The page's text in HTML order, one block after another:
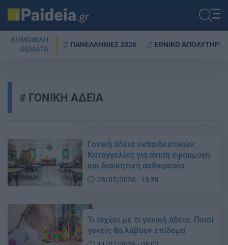
ΔΗΜΟΦΙΛΗ
ΘΕΜΑΤΑ
ΠΑΝΕΛΛΗΝΙΕΣ 2026 ΕΘΝΙΚΟ ΑΠΟΛΥΤΗΡΙΟ
ΓΟΝΙΚΗ ΑΔΕΙΑ
Γονική άδεια εκπαιδευτικών:
Καταγγελίες για άνιση εφαρμογή
και διοικητική αυθαιρεσία
28/07/2026 - 13:39
Τι ισχύει με τι γονική άδεια: Ποιοί
γονείς θα λάβουν επίδομα